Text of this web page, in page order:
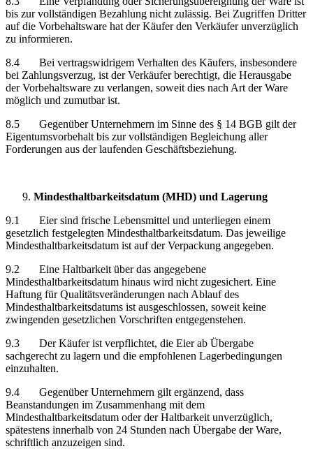
bis zur vollständigen Bezahlung nicht zulässig. Bei Zugriffen Dritter
auf die Vorbehaltsware hat der Käufer den Verkäufer unverzüglich
zu informieren.
8.4 Bei vertragswidrigem Verhalten des Käufers, insbesondere
bei Zahlungsverzug, ist der Verkäufer berechtigt, die Herausgabe
der Vorbehaltsware zu verlangen, soweit dies nach Art der Ware
möglich und zumutbar ist.
8.5 Gegenüber Unternehmern im Sinne des § 14 BGB gilt der
Eigentumsvorbehalt bis zur vollständigen Begleichung aller
Forderungen aus der laufenden Geschäftsbeziehung.
Mindesthaltbarkeitsdatum (MHD) und Lagerung
9.1 Eier sind frische Lebensmittel und unterliegen einem
gesetzlich festgelegten Mindesthaltbarkeitsdatum. Das jeweilige
Mindesthaltbarkeitsdatum ist auf der Verpackung angegeben.
9.2 Eine Haltbarkeit über das angegebene
Mindesthaltbarkeitsdatum hinaus wird nicht zugesichert. Eine
Haftung für Qualitätsveränderungen nach Ablauf des
Mindesthaltbarkeitsdatums ist ausgeschlossen, soweit keine
zwingenden gesetzlichen Vorschriften entgegenstehen.
9.3 Der Käufer ist verpflichtet, die Eier ab Übergabe
sachgerecht zu lagern und die empfohlenen Lagerbedingungen
einzuhalten.
9.4 Gegenüber Unternehmern gilt ergänzend, dass
Beanstandungen im Zusammenhang mit dem
Mindesthaltbarkeitsdatum oder der Haltbarkeit unverzüglich,
spätestens innerhalb von 24 Stunden nach Übergabe der Ware,
schriftlich anzuzeigen sind.